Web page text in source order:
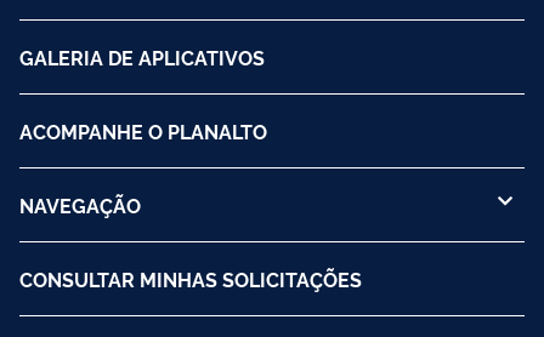
GALERIA DE APLICATIVOS
ACOMPANHE O PLANALTO
NAVEGAÇÃO
CONSULTAR MINHAS SOLICITAÇÕES